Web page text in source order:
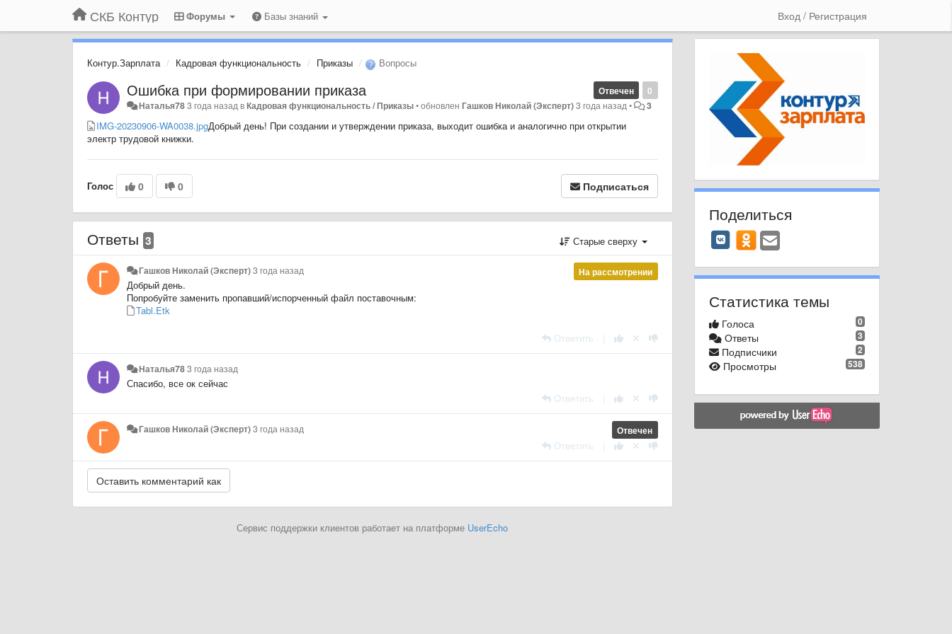
СКБ Контур Форумы Базы знаний Вход / Регистрация
Контур.Зарплата Кадровая функциональность Приказы Вопросы
0
Отвечен
Ошибка при формировании приказа
Наталья783 года назад вКадровая функциональность / Приказы•обновленГашков Николай (Эксперт)3 года назад • 3
IMG-20230906-WA0038.jpgДобрый день! При создании и утверждении приказа, выходит ошибка и аналогично при открытии
электр трудовой книжки.
Голос 0 0 Подписаться
Ответы 3 Старые сверху
На рассмотрении
Гашков Николай (Эксперт)3 года назад
Добрый день.
Попробуйте заменить пропавший/испорченный файл поставочным:
Tabl.Etk
Ответить
Наталья783 года назад
Спасибо, все ок сейчас
Ответить
Отвечен
Гашков Николай (Эксперт)3 года назад
Ответить
Сервис поддержки клиентов работает на платформе UserEcho
Поделиться
Статистика темы
0
Голоса
3
Ответы
2
Подписчики
538
Просмотры